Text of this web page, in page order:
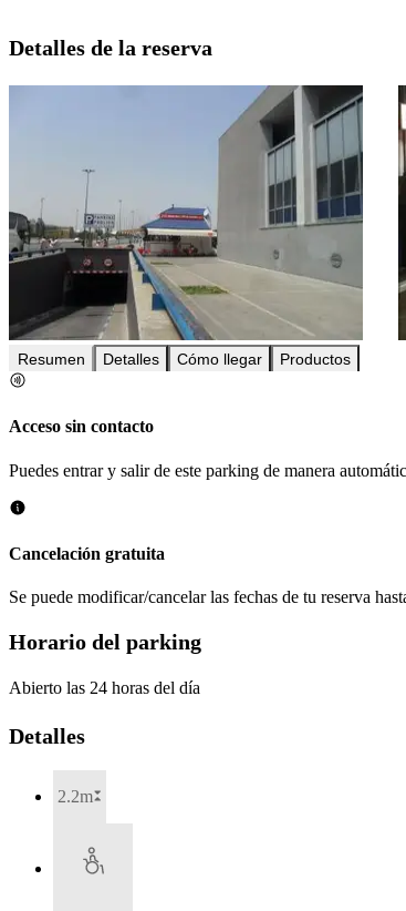
Detalles de la reserva
Resumen Detalles Cómo llegar Productos
Acceso sin contacto
Puedes entrar y salir de este parking de manera
Cancelación gratuita
Se puede modificar/cancelar las fechas de tu reserva
Horario del parking
Abierto las 24 horas del día
Detalles
2.2m